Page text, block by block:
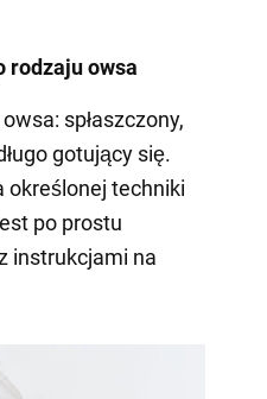
rodzaju owsa
spłaszczony,
gotujący się.
określonej techniki
po prostu
instrukcjami na